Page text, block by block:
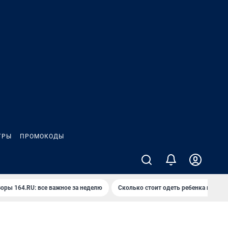
ПРОМОКОДЫ
164.RU: все важное за неделю Сколько стоит одеть ребенка на